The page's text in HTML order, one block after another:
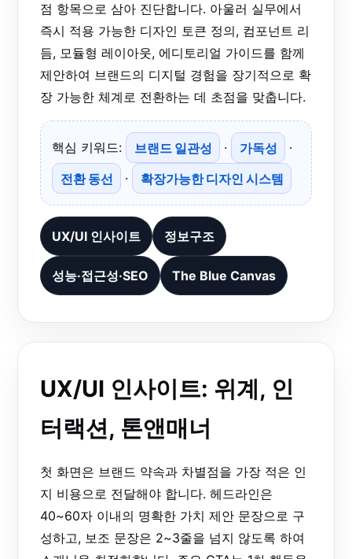
점 항목으로 삼아 진단합니다. 아울러 실무에서
즉시 적용 가능한 디자인 토큰 정의, 컴포넌트 리
듬, 모듈형 레이아웃, 에디토리얼 가이드를 함께
제안하여 브랜드의 디지털 경험을 장기적으로 확
장 가능한 체계로 전환하는 데 초점을 맞춥니다.
핵심 키워드: 브랜드 일관성 · 가독성
·
전환 동선
· 확장가능한 디자인 시스템
UX/UI 인사이트 정보구조
성능·접근성·SEO The Blue Canvas
UX/UI 인사이트: 위계, 인
터랙션, 톤앤매너
첫 화면은 브랜드 약속과 차별점을 가장 적은 인
지 비용으로 전달해야 합니다. 헤드라인은
40~60자 이내의 명확한 가치 제안 문장으로 구
성하고, 보조 문장은 2~3줄을 넘지 않도록 하여